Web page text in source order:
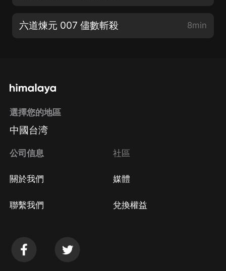
六道煉元 007 儘數斬殺 8min
選擇您的地區
中國台湾
公司信息
關於我們
聯繫我們
社區
媒體
兌換權益